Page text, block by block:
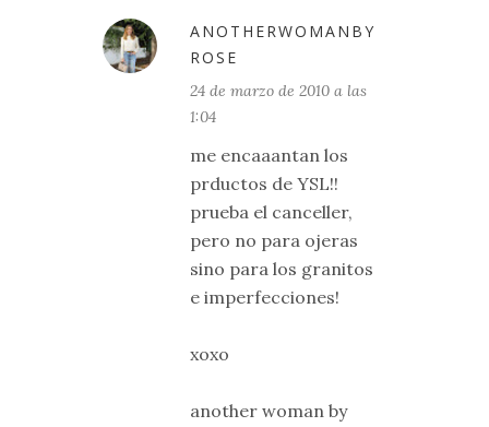
ANOTHERWOMANBY
ROSE
24 de marzo de 2010 a las
1:04
me encaaantan los
prductos de YSL!!
prueba el canceller,
pero no para ojeras
sino para los granitos
e imperfecciones!
xoxo
another woman by